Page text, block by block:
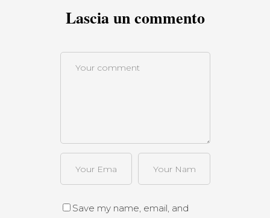
Lascia un commento
Save my name, email, and